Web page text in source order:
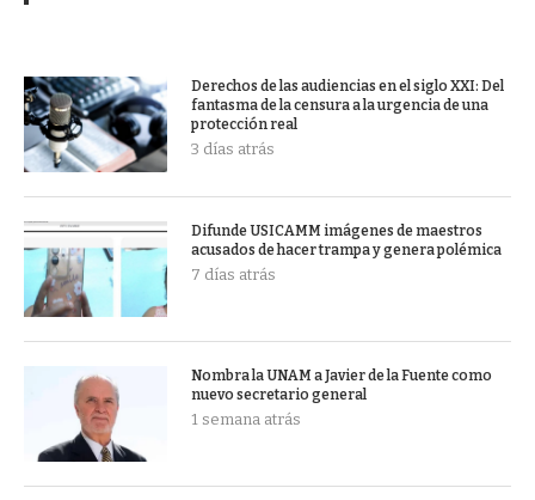
Derechos de las audiencias en el siglo XXI: Del
fantasma de la censura a la urgencia de una
protección real
3 días atrás
Difunde USICAMM imágenes de maestros
acusados de hacer trampa y genera polémica
7 días atrás
Nombra la UNAM a Javier de la Fuente como
nuevo secretario general
1 semana atrás